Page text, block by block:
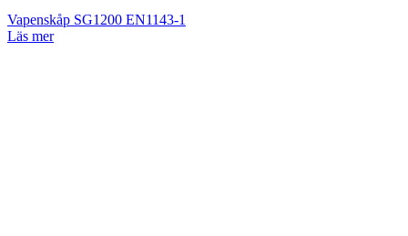
Vapenskåp SG1200 EN1143-1
Läs mer